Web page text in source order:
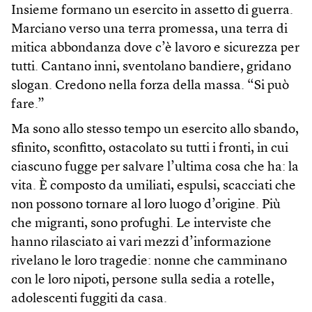
Insieme formano un esercito in assetto di guerra.
Marciano verso una terra promessa, una terra di
mitica abbondanza dove c’è lavoro e sicurezza per
tutti. Cantano inni, sventolano bandiere, gridano
slogan. Credono nella forza della massa. “Si può
fare.”
Ma sono allo stesso tempo un esercito allo sbando,
sfinito, sconfitto, ostacolato su tutti i fronti, in cui
ciascuno fugge per salvare l’ultima cosa che ha: la
vita. È composto da umiliati, espulsi, scacciati che
non possono tornare al loro luogo d’origine. Più
che migranti, sono profughi. Le interviste che
hanno rilasciato ai vari mezzi d’informazione
rivelano le loro tragedie: nonne che camminano
con le loro nipoti, persone sulla sedia a rotelle,
adolescenti fuggiti da casa.